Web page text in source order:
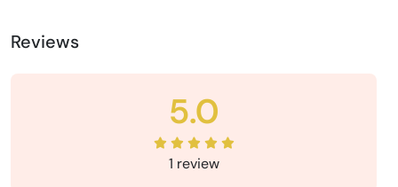
Reviews
5.0
1 review